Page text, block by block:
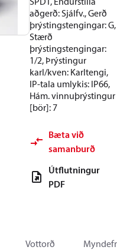
aðgerð: Sjálfv., Gerð
þrýstingstengingar: G,
Stærð
þrýstingstengingar:
1/2, Þrýstingur
karl/kven: Karltengi,
IP-tala umlykis: IP66,
Hám. vinnuþrýstingur
[bör]: 7
Bæta við
samanburð
Útflutningur
PDF
Vottorð